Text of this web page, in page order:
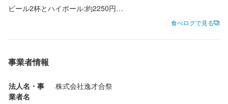
ビール2杯とハイボール:約2250円
白菜のステーキ:620円
みやじ豚のステーキ(フィレ200g):1680円
さつま芋スティック:600円
椎茸の豚脂ソテー:価格不明　※臨時メニュー
食べログで見る
事業者情報
法人名・事
業者名
株式会社逸才合祭
最終更新日2026/04/24
昇給制度や交通費支給、給与手渡しOKなど、頑張りをしっかり評
お仕事がない日に賄いを食べに来てもOKです。
【柔軟な働き方が可能】
シフトは毎回希望を提出できる自由シフト制！平日のみ・土日祝
連絡先
株式会社逸才合祭
最終更新日2026/04/24
昇給制度や交通費支給、給与手渡しOKなど、頑張りをしっかり評
お仕事がない日に賄いを食べに来てもOKです。
【柔軟な働き方が可能】
シフトは毎回希望を提出できる自由シフト制！平日のみ・土日祝
最終更新日2026/04/24
昇給制度や交通費支給、給与手渡しOKなど、頑張りをしっかり評
お仕事がない日に賄いを食べに来てもOKです。
【柔軟な働き方が可能】
シフトは毎回希望を提出できる自由シフト制！平日のみ・土日祝